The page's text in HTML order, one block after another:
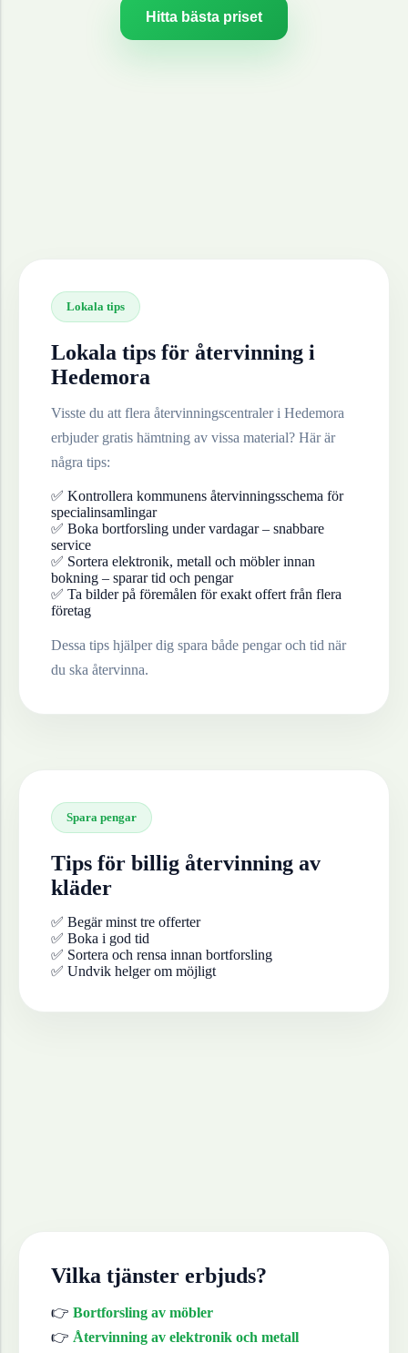
Hitta bästa priset
Lokala tips
Lokala tips för återvinning i
Hedemora
Visste du att flera återvinningscentraler i Hedemora
erbjuder gratis hämtning av vissa material? Här är
några tips:
✅ Kontrollera kommunens återvinningsschema för
specialinsamlingar
✅ Boka bortforsling under vardagar – snabbare
service
✅ Sortera elektronik, metall och möbler innan
bokning – sparar tid och pengar
✅ Ta bilder på föremålen för exakt offert från flera
företag
Dessa tips hjälper dig spara både pengar och tid när
du ska återvinna.
Spara pengar
Tips för billig återvinning av
kläder
✅ Begär minst tre offerter
✅ Boka i god tid
✅ Sortera och rensa innan bortforsling
✅ Undvik helger om möjligt
Vilka tjänster erbjuds?
👉 Bortforsling av möbler
👉 Återvinning av elektronik och metall